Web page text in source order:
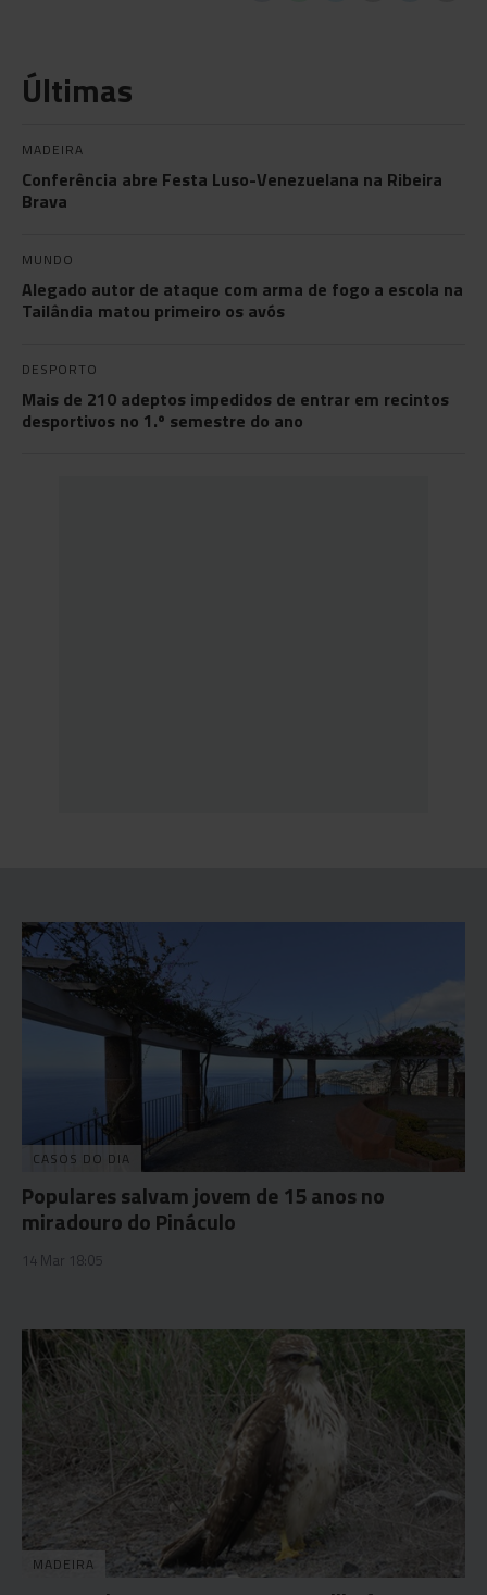
Últimas
MADEIRA
Conferência abre Festa Luso-Venezuelana na Ribeira
Brava
MUNDO
Alegado autor de ataque com arma de fogo a escola na
Tailândia matou primeiro os avós
DESPORTO
Mais de 210 adeptos impedidos de entrar em recintos
desportivos no 1.º semestre do ano
CASOS DO DIA
Populares salvam jovem de 15 anos no
miradouro do Pináculo
14 Mar 18:05
MADEIRA